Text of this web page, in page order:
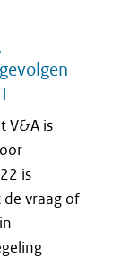
V&A is
is
vraag of